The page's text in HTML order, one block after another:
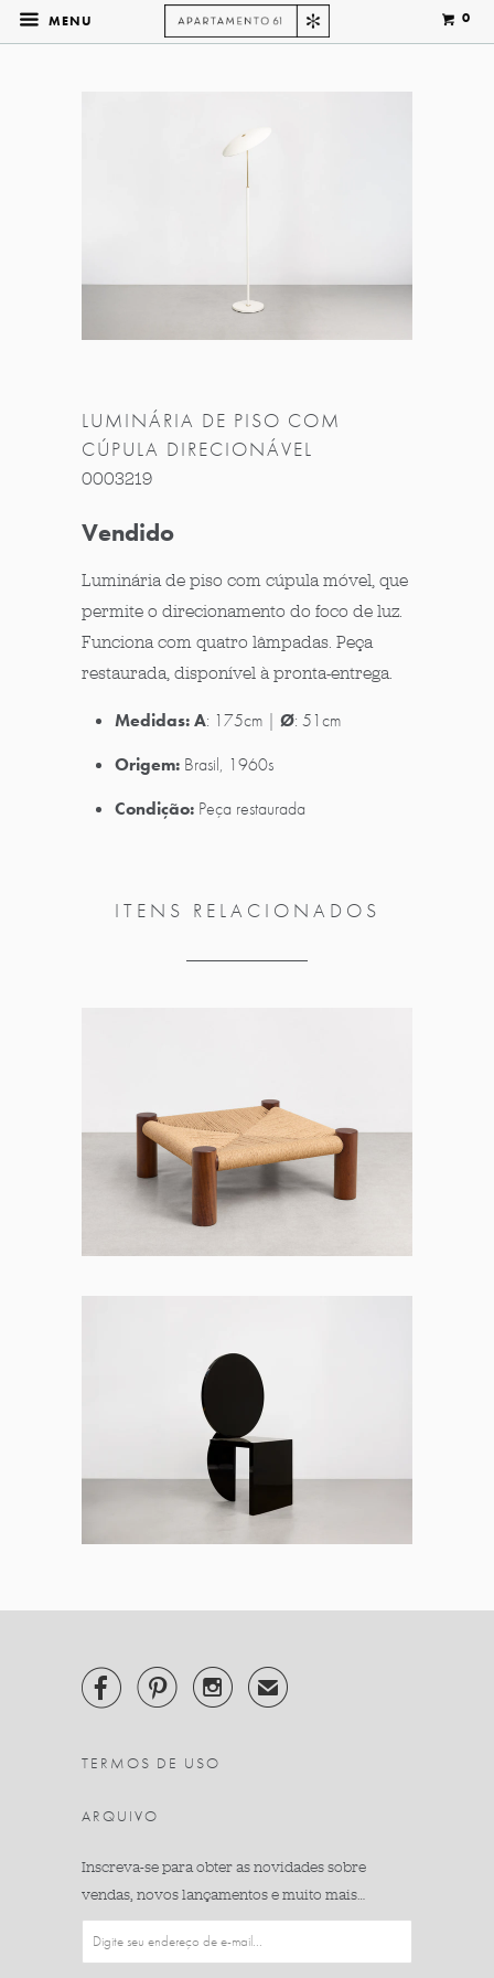
MENU 0
LUMINÁRIA DE PISO COM
CÚPULA DIRECIONÁVEL
0003219
Vendido
Luminária de piso com cúpula móvel, que
permite o direcionamento do foco de luz.
Funciona com quatro lâmpadas. Peça
restaurada, disponível à pronta-entrega.
Medidas:A: 175cm | Ø: 51cm
Origem: Brasil, 1960s
Condição: Peça restaurada
ITENS RELACIONADOS
   ✉
TERMOS DE USO
ARQUIVO
Inscreva-se para obter as novidades sobre
vendas, novos lançamentos e muito mais…